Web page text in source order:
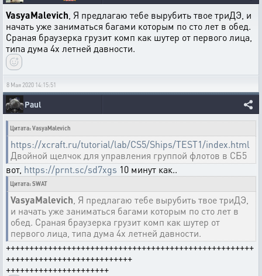
VasyaMalevich , Я предлагаю тебе вырубить твое триДЭ, и
начать уже заниматься багами которым по сто лет в обед.
Сраная браузерка грузит комп как шутер от первого лица,
типа дума 4х летней давности.
8 Мая 2020 14:15:51
Paul
Цитата: VasyaMalevich
https://xcraft.ru/tutorial/lab/CS5/Ships/TEST1/index.html
Двойной щелчок для управления группой флотов в СБ5
вот, https://prnt.sc/sd7xgs 10 минут как..
Цитата: SWAT
VasyaMalevich , Я предлагаю тебе вырубить твое триДЭ,
и начать уже заниматься багами которым по сто лет в
обед. Сраная браузерка грузит комп как шутер от
первого лица, типа дума 4х летней давности.
+++++++++++++++++++++++++++++++++++++++++++++++++++++
+++++++++++++++++++++++++++
++++++++++++++++++++++